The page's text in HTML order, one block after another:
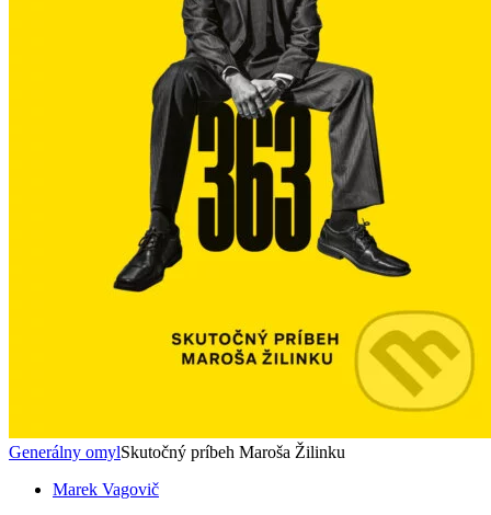
Generálny omylSkutočný príbeh Maroša Žilinku
Marek Vagovič